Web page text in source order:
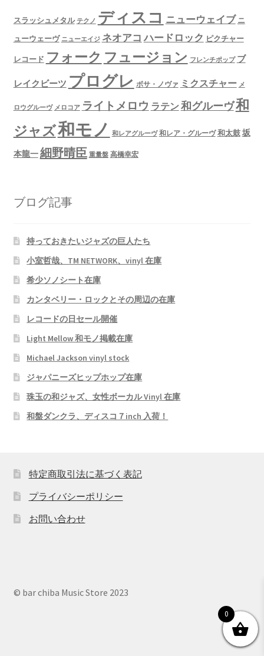
スラッシュメタル テクノ ディスコ ニューウェイブ ニ
ューウェーヴ ニューエイジ ネオアコ ハードロック ピクチャー
レコード フォーク フュージョン フレンチポップ ブ
レイクビーツ プログレ ボサ・ノヴァ ミクスチャー メ
ロウグルーヴ メロコア ライトメロウ ラテン 和グルーヴ和
ジャズ和モノ 和レアグルーヴ 和レア・グルーヴ 和太鼓坂
本龍一細野晴臣 重量盤 高橋幸宏
ブログ記事
持っておきたいジャズの巨人たち
小室哲哉、TM NETWORK、vinyl 在庫
希少ソノシート在庫
カンタベリー・ロックとその周辺の在庫
レコードの日セール開催
Light Mellow 和モノ掲載在庫
Michael Jackson vinyl stock
ジャパニーズヒップホップ在庫
珠玉の和ジャズ、女性ボーカル Vinyl 在庫
和盤ダンクラ、ディスコ７inch 入荷！
特定商取引法に基づく表記
プライバシーポリシー
お問い合わせ
© bar chiba Music Store 2023
0